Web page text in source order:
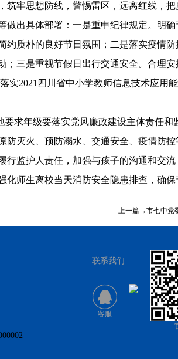
牢思想防线，警惕雷区，远离红线，把
做出具体部署：一是重申纪律规定。明
质朴的良好节日氛围；二是落实疫情
三是重视节假日出行交通安全。合理
2021四川省中小学教师信息技术应用
求年级要落实党风廉政建设主体责任和
灭火、预防溺水、交通安全、疫情防
监护人责任，加强与孩子的沟通和交
师生离校当天消防安全隐患排查，确保
上一篇→市七中党
联系我们
客服